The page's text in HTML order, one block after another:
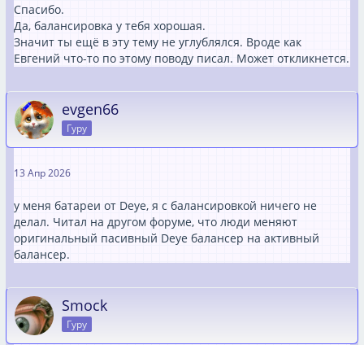
Спасибо.
Да, балансировка у тебя хорошая.
Значит ты ещё в эту тему не углублялся. Вроде как
Евгений что-то по этому поводу писал. Может откликнется.
evgen66
Гуру
13 Апр 2026
у меня батареи от Deye, я с балансировкой ничего не
делал. Читал на другом форуме, что люди меняют
оригинальный пасивный Deye балансер на активный
балансер.
Smock
Гуру